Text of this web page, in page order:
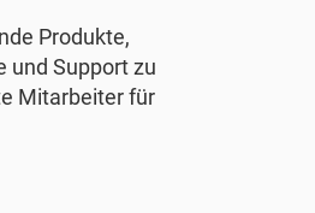
Produkte,
und Support zu
Mitarbeiter für